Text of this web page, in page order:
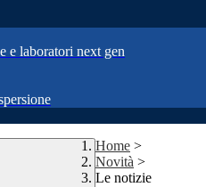
e laboratori next gen
Home >
Novità >
Le notizie